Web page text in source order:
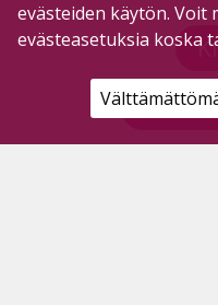
evästeiden käytön. Voit
evästeasetuksia koska